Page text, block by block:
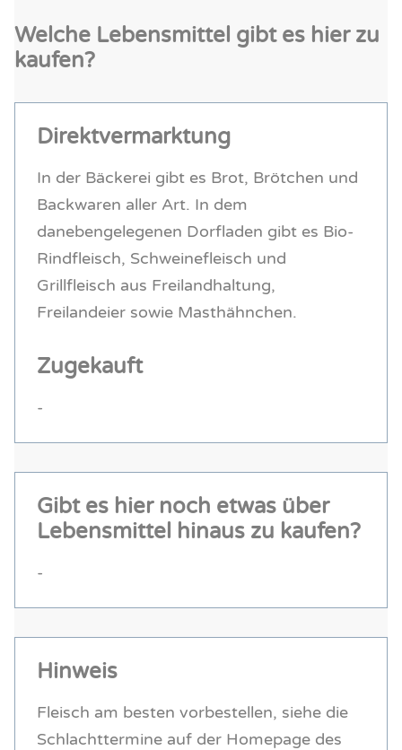
Welche Lebensmittel gibt es hier zu
kaufen?
Direktvermarktung
In der Bäckerei gibt es Brot, Brötchen und
Backwaren aller Art. In dem
danebengelegenen Dorfladen gibt es Bio-
Rindfleisch, Schweinefleisch und
Grillfleisch aus Freilandhaltung,
Freilandeier sowie Masthähnchen.
Zugekauft
-
Gibt es hier noch etwas über
Lebensmittel hinaus zu kaufen?
-
Hinweis
Fleisch am besten vorbestellen, siehe die
Schlachttermine auf der Homepage des